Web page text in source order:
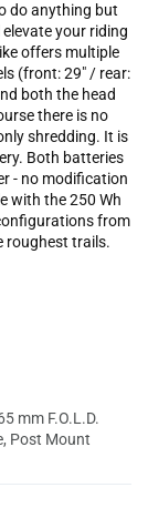
do anything but
elevate your riding
offers multiple
(front: 29" / rear:
both the head
there is no
shredding. It is
Both batteries
- no modification
with the 250 Wh
from
roughest trails.
mm F.O.L.D.
Post Mount